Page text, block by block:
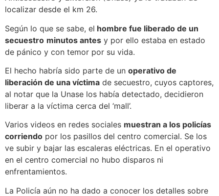
localizar desde el km 26.
Según lo que se sabe, el hombre fue liberado de un
secuestro minutos antes y por ello estaba en estado
de pánico y con temor por su vida.
El hecho habría sido parte de un operativo de
liberación de una víctima de secuestro, cuyos captores,
al notar que la Unase los había detectado, decidieron
liberar a la víctima cerca del ‘mall’.
Varios videos en redes sociales muestran a los policías
corriendo por los pasillos del centro comercial. Se los
ve subir y bajar las escaleras eléctricas. En el operativo
en el centro comercial no hubo disparos ni
enfrentamientos.
La Policía aún no ha dado a conocer los detalles sobre